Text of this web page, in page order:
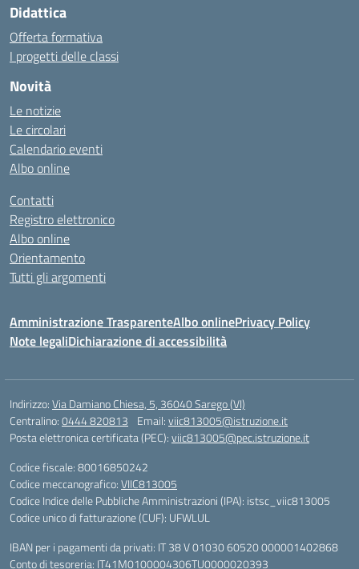
Didattica
Offerta formativa
I progetti delle classi
Novità
Le notizie
Le circolari
Calendario eventi
Albo online
Contatti
Registro elettronico
Albo online
Orientamento
Tutti gli argomenti
Amministrazione TrasparenteAlbo onlinePrivacy Policy
Note legaliDichiarazione di accessibilità
Indirizzo:Via Damiano Chiesa, 5, 36040 Sarego (VI)
Centralino:0444 820813 Email:viic813005@istruzione.it
Posta elettronica certificata (PEC):viic813005@pec.istruzione.it
Codice fiscale: 80016850242
Codice meccanografico:VIIC813005
Codice Indice delle Pubbliche Amministrazioni (IPA): istsc_viic813005
Codice unico di fatturazione (CUF): UFWLUL
IBAN per i pagamenti da privati: IT 38 V 01030 60520 000001402868
Conto di tesoreria: IT41M0100004306TU0000020393